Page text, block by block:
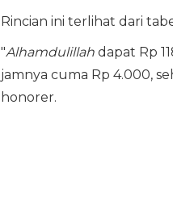
Rincian ini terlihat dari
"Alhamdulillahdapat Rp
jamnya cuma Rp 4.000,
honorer.